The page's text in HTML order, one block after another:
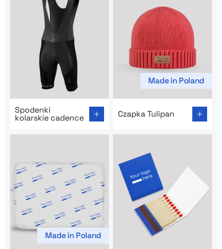
Spodenki
kolarskie cadence
Made in Poland
Czapka Tulipan
Made in Poland